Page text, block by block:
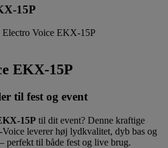
15P
Voice EKX-15P
EKX-15P
til fest og event
15P til dit event? Denne kraftige
Voice leverer høj lydkvalitet, dyb bas og
perfekt til både fest og live brug.